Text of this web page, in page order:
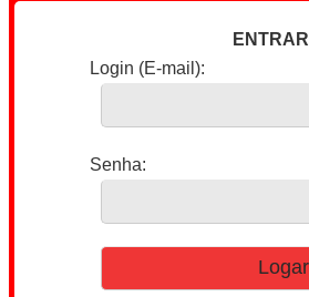
ENTRAR
Login (E-mail):
Senha: